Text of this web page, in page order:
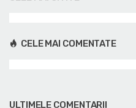
CELE MAI COMENTATE
ULTIMELE COMENTARII